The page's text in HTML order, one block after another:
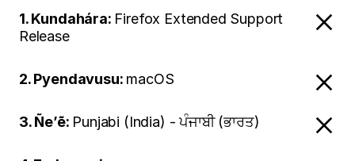
1. Kundahára: Firefox Extended Support
Release
2. Pyendavusu: macOS
3. Ñe’ẽ: Punjabi (India) - ਪੰਜਾਬੀ (ਭਾਰਤ)